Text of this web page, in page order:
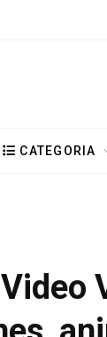
CATEGORIA